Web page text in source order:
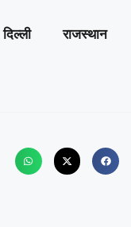
दिल्ली राजस्थान